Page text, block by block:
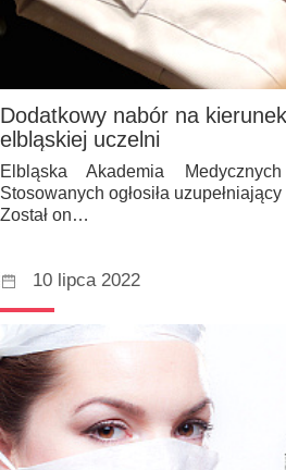
Dodatkowy nabór na
elbląskiej uczelni
Elbląska Akademia
Stosowanych ogłosiła
Został on…
10 lipca 2022